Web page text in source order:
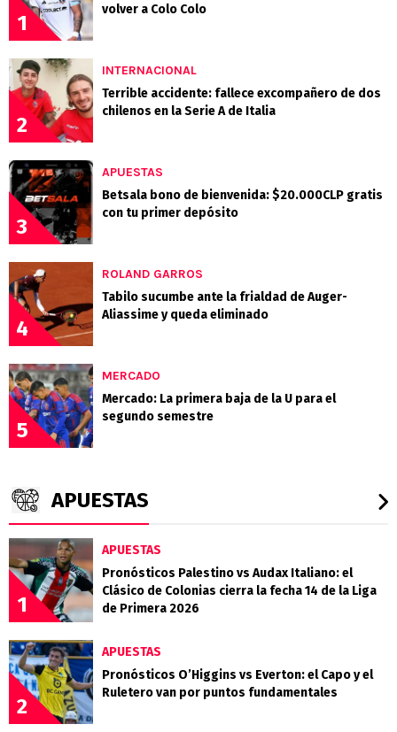
1
volver a Colo Colo
2
INTERNACIONAL
Terrible accidente: fallece excompañero de dos
chilenos en la Serie A de Italia
3
APUESTAS
Betsala bono de bienvenida: $20.000CLP gratis
con tu primer depósito
4
ROLAND GARROS
Tabilo sucumbe ante la frialdad de Auger-
Aliassime y queda eliminado
5
MERCADO
Mercado: La primera baja de la U para el
segundo semestre
APUESTAS
1
APUESTAS
Pronósticos Palestino vs Audax Italiano: el
Clásico de Colonias cierra la fecha 14 de la Liga
de Primera 2026
2
APUESTAS
Pronósticos O’Higgins vs Everton: el Capo y el
Ruletero van por puntos fundamentales